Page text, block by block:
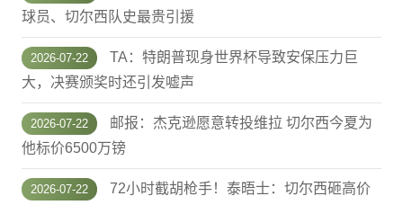
球员、切尔西队史最贵引援
2026-07-22
TA：特朗普现身世界杯导致安保压力巨
大，决赛颁奖时还引发嘘声
2026-07-22
邮报：杰克逊愿意转投维拉 切尔西今夏为
他标价6500万镑
2026-07-22
72小时截胡枪手！泰晤士：切尔西砸高价